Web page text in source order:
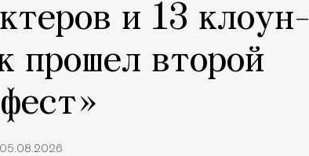
и 13 клоун-
прошел второй
05.08.2026